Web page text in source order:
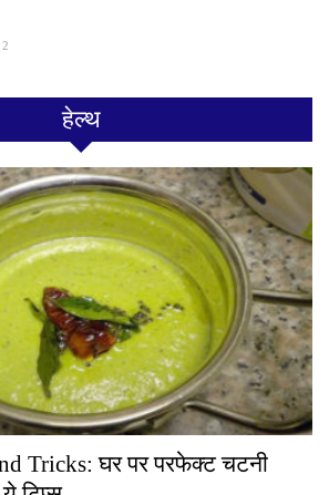
हेल्थ
Tricks: घर पर परफेक्ट चटनी